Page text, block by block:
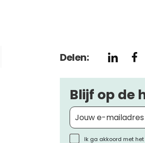
Delen:
Blijf op de
Ik ga akkoord met het